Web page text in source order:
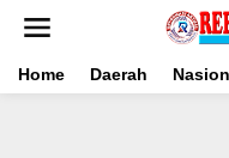
Home Daerah